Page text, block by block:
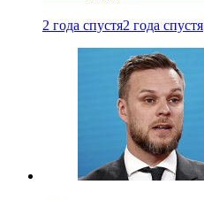
2 года спустя2 года спустя